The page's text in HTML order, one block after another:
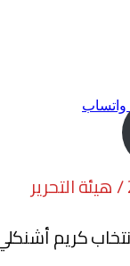
واتساب
كريم